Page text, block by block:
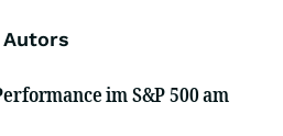
Autors
im S&P 500 am